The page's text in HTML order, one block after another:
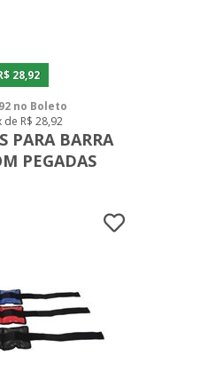
28,92
no Boleto
de R$ 28,92
PARA BARRA
PEGADAS